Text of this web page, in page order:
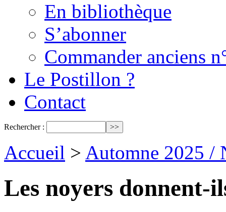
En bibliothèque
S’abonner
Commander anciens
Le Postillon ?
Contact
Rechercher :
Accueil > Automne 2025 /
Les noyers donnent-